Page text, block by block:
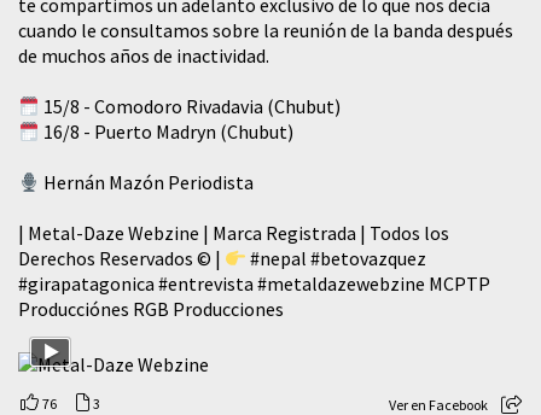
cuando le consultamos sobre la reunión de la banda después
de muchos años de inactividad.
15/8 - Comodoro Rivadavia (Chubut)
16/8 - Puerto Madryn (Chubut)
Hernán Mazón Periodista
| Metal-Daze Webzine | Marca Registrada | Todos los
Derechos Reservados © |
#nepal #betovazquez
#girapatagonica #entrevista #metaldazewebzine MCPTP
Producciónes RGB Producciones
76 3 Ver en Facebook